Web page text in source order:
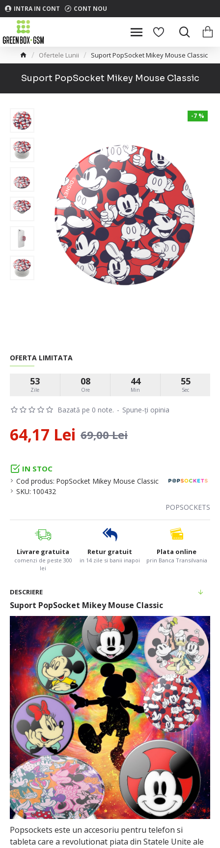
INTRA IN CONT CONT NOU
Ofertele Lunii Suport PopSocket Mikey Mouse Classic
Suport PopSocket Mikey Mouse Classic
-7 %
IN STOC
Cod produs: PopSocket Mikey Mouse Classic
SKU: 100432
POPSOCKETS
Bazată pe 0 note. - Spune-ţi opinia
OFERTA LIMITATA
53
Zile
08
Ore
44
Min
54
Sec
64,17 Lei 69,00 Lei
Livrare gratuita
comenzi de peste 300
lei
Retur gratuit
in 14 zile si banii inapoi
Plata online
prin Banca Transilvania
DESCRIERE
Suport PopSocket Mikey Mouse Classic
Popsockets este un accesoriu pentru telefon si
tableta care a revolutionat piata din Statele Unite ale